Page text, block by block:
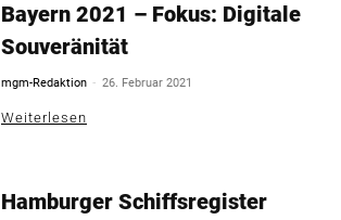
Bayern 2021 – Fokus: Digitale
Souveränität
mgm-Redaktion - 26. Februar 2021
Weiterlesen
Hamburger Schiffsregister